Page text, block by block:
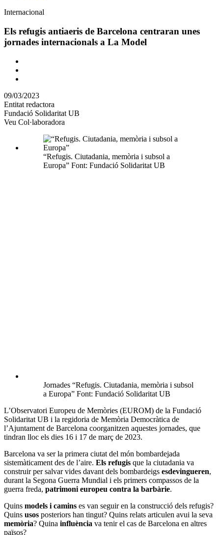
Àmbit
la
notícia
Internacional
Els refugis antiaeris de Barcelona centraran unes
jornades internacionals a La Model
Comparteix
altres
xarxes
socials
09/03/2023
Entitat redactora
Fundació Solidaritat UB
Veu Col·laboradora
“Refugis. Ciutadania, memòria i subsol a
Europa” Font: Fundació Solidaritat UB
Jornades “Refugis. Ciutadania, memòria i subsol
a Europa” Font: Fundació Solidaritat UB
L’Observatori Europeu de Memòries (EUROM) de la Fundació
Solidaritat UB i la regidoria de Memòria Democràtica de
l’Ajuntament de Barcelona coorganitzen aquestes jornades, que
tindran lloc els dies 16 i 17 de març de 2023.
Barcelona va ser la primera ciutat del món bombardejada
sistemàticament des de l’aire. Els refugis que la ciutadania va
construir per salvar vides davant dels bombardeigs esdevingueren,
durant la Segona Guerra Mundial i els primers compassos de la
guerra freda, patrimoni europeu contra la barbàrie.
Quins models i camins es van seguir en la construcció dels refugis?
Quins usos posteriors han tingut? Quins relats articulen avui la seva
memòria? Quina influència va tenir el cas de Barcelona en altres
països?